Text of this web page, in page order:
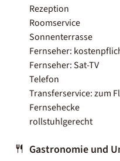
Rezeption
Roomservice
Sonnenterrasse
Fernseher:
Fernseher: Sat-TV
Telefon
Transferservice: zum
Fernsehecke
rollstuhlgerecht
Gastronomie und